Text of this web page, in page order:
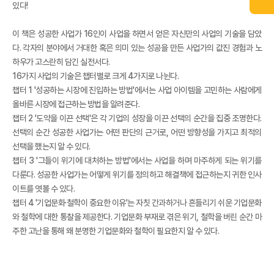
있다!
이 책은 성공한 사업가 16인이 사업을 하면서 얻은 자신만의 사업의 기술을 담았
다. 각자의 분야에서 거대한 혹은 의미 있는 성공을 만든 사업가의 값진 경험과 노
하우가 고스란히 담긴 실전서다.
16가지 사업의 기술은 챕터별로 크게 4가지로 나뉜다.
챕터 1 '성공하는 시장에 진입하는 방법'에서는 사업 아이템을 고민하는 사람에게
올바른 시장에 접근하는 방법을 알려준다.
챕터 2 '도약을 이끈 선택'은 각 기업의 성장을 이끈 선택의 순간을 집중 조명한다.
선택의 순간 성공한 사업가는 어떤 판단의 근거로, 어떤 방향성을 가지고 최적의
선택을 했는지 알 수 있다.
챕터 3 '그들이 위기에 대처하는 방법'에서는 사업을 하며 마주하게 되는 위기를
다룬다. 성공한 사업가는 어떻게 위기를 정의하고 해결책에 접근하는지 귀한 인사
이트를 엿볼 수 있다.
챕터 4 '기업문화·철학이 중요한 이유'는 자칫 간과하거나 흔들리기 쉬운 기업문화
와 철학에 대한 통찰을 제공한다. 기업문화 부재로 겪은 위기, 철학을 버린 순간 마
주한 고난을 통해 왜 분명한 기업문화와 철학이 필요한지 알 수 있다.